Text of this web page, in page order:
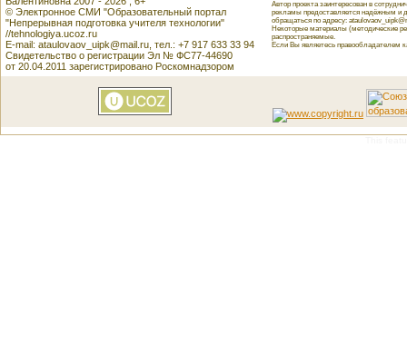
© Электронное СМИ "Образовательный портал
"Непрерывная подготовка учителя технологии"
//tehnologiya.ucoz.ru
E-mail: ataulovaov_uipk@mail.ru, тел.: +7 917 633 33 94
Свидетельство о регистрации Эл № ФС77-44690
от 20.04.2011 зарегистрировано Роскомнадзором
Автор проекта заинтересован в
рекламы предоставляется надёжным и
обращаться по адресу:
Некоторые материалы (методические
распространяемые.
Если Вы являетесь правообладателем